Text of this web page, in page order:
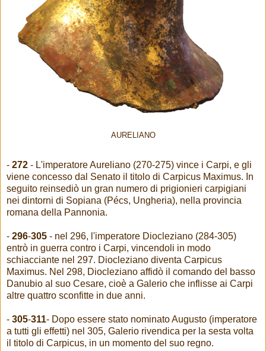
AURELIANO
- 272 - L'imperatore Aureliano (270-275) vince i Carpi, e gli
viene concesso dal Senato il titolo di Carpicus Maximus. In
seguito reinsediò un gran numero di prigionieri carpigiani
nei dintorni di Sopiana (Pécs, Ungheria), nella provincia
romana della Pannonia.
- 296-305 - nel 296, l'imperatore Diocleziano (284-305)
entrò in guerra contro i Carpi, vincendoli in modo
schiacciante nel 297. Diocleziano diventa Carpicus
Maximus. Nel 298, Diocleziano affidò il comando del basso
Danubio al suo Cesare, cioè a Galerio che inflisse ai Carpi
altre quattro sconfitte in due anni.
- 305-311- Dopo essere stato nominato Augusto (imperatore
a tutti gli effetti) nel 305, Galerio rivendica per la sesta volta
il titolo di Carpicus, in un momento del suo regno.